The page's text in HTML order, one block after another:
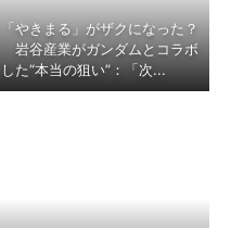
「やきまる」がザクになった？
岩谷産業がガンダムとコラボ
した“本当の狙い”：「次...